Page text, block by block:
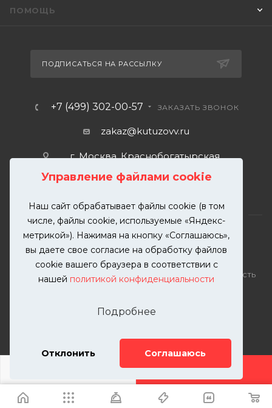
Управление файлами cookie
Наш сайт обрабатывает файлы cookie (в том
числе, файлы cookie, используемые «Яндекс-
метрикой»). Нажимая на кнопку «Соглашаюсь»,
вы даете свое согласие на обработку файлов
cookie вашего браузера в соответствии с
нашей политикой конфиденциальности
Подробнее
Отклонить Соглашаюсь
ДОБАВИТЬ УСЛУГУ
ПОМОЩЬ
ПОДПИСАТЬСЯ НА РАССЫЛКУ
+7 (499) 302-00-57 ЗАКАЗАТЬ ЗВОНОК
zakaz@kutuzovv.ru
г. Москва, Краснобогатырская
2026 © KUTUZOVV | Кузовной ремонт и покраска
автомобилей. Вся информация на сайте – собственность
разрешения запрещена. Все права защищены.
Телефон: 8(499)-302-00-57